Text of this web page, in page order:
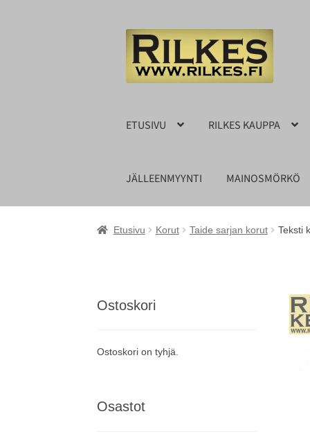
Siirry
navigointiin
Siirry
sisältöön
ETUSIVU RILKES KAUPPA
JÄLLEENMYYNTI MAINOSMÖRKÖ
Etusivu Korut Taide sarjan korut Teksti
Ostoskori
Ostoskori on tyhjä.
Osastot